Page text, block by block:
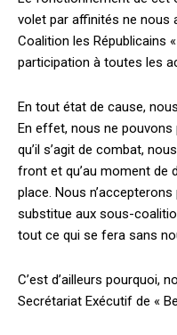
volet par affinités ne nous
Coalition les Républicains
participation à toutes les
En tout état de cause,
En effet, nous ne pouvons
qu’il s’agit de combat,
front et qu’au moment de
place. Nous
substitue aux sous-
tout ce qui se fera sans
C’est d’ailleurs pourquoi,
Secrétariat Exécutif de «